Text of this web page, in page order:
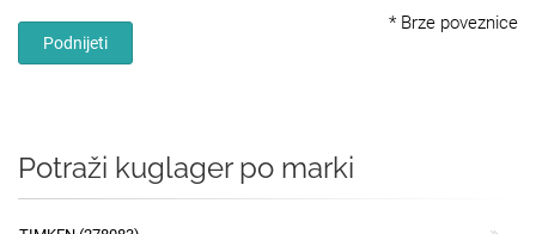
* Brze poveznice
Podnijeti
Potraži kuglager po marki